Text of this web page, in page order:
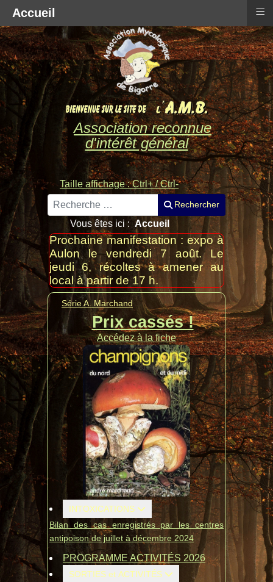
Association reconnue
d'intérêt général
Taille affichage : Ctrl+ / Ctrl-
Rechercher
Rechercher
Vous êtes ici : Accueil
Prochaine manifestation : expo à
Aulon le vendredi 7 août. Le
jeudi 6, récoltes à amener au
local à partir de 17 h.
Série A. Marchand
Prix cassés !
Accédez à la fiche
INTOXICATIONS
Bilan des cas enregistrés par les centres
antipoison de juillet à décembre 2024
PROGRAMME ACTIVITÉS 2026
SORTIES et ACTIVITÉS
Accueil ≡